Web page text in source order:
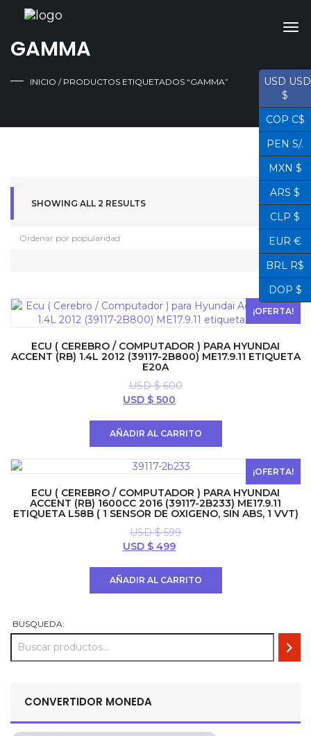
GAMMA
INICIO / PRODUCTOS ETIQUETADOS “GAMMA”
SHOWING ALL 2 RESULTS
¡OFERTA!
ECU ( CEREBRO / COMPUTADOR ) PARA HYUNDAI
ACCENT (RB) 1.4L 2012 (39117-2B800) ME17.9.11 ETIQUETA
E20A
USD $600
El
$ 600.
USD $ 500
$ 500.
AÑADIR AL CARRITO
¡OFERTA!
ECU ( CEREBRO / COMPUTADOR ) PARA HYUNDAI
ACCENT (RB) 1600CC 2016 (39117-2B233) ME17.9.11
ETIQUETA L58B ( 1 SENSOR DE OXIGENO, SIN ABS, 1 VVT)
USD $599
El
era:
USD $ 499El
es:
AÑADIR AL CARRITO
BUSQUEDA:
CONVERTIDOR MONEDA
USD USD
$
COP C$
PEN S/.
MXN $
ARS $
CLP $
EUR €
BRL R$
DOP $